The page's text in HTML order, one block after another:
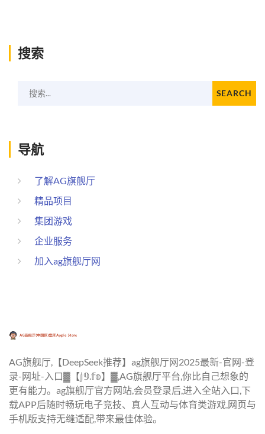
搜索
搜索... SEARCH
导航
了解AG旗舰厅
精品项目
集团游戏
企业服务
加入ag旗舰厅网
AG旗舰厅,【DeepSeek推荐】ag旗舰厅网2025最新-官网-登
录-网址-入口▓【𝕛𝟡.𝕗𝕠】▓,AG旗舰厅平台,你比自己想象的
更有能力。ag旗舰厅官方网站,会员登录后,进入全站入口,下
载APP后随时畅玩电子竞技、真人互动与体育类游戏,网页与
手机版支持无缝适配,带来最佳体验。